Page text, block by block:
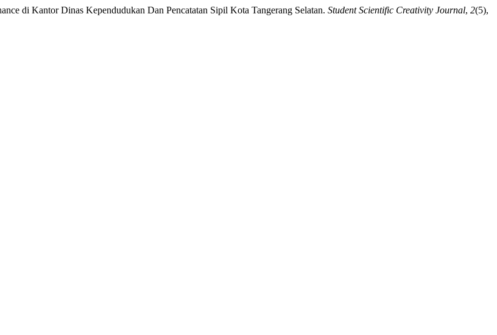
di Kantor Dinas Kependudukan Dan Pencatatan Sipil Kota Tangerang Selatan. Student Scientific Creativity Journal, 2(5),